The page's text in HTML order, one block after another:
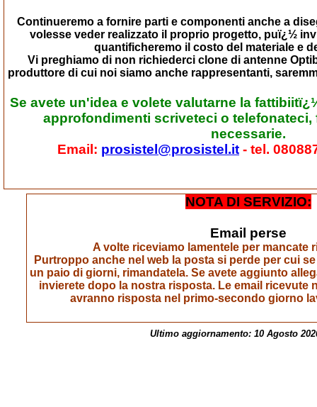
Continueremo a fornire parti e componenti anche a
volesse veder realizzato il proprio progetto, puï¿½
quantificheremo il costo del materiale e
Vi preghiamo di non richiederci clone di antenne
produttore di cui noi siamo anche rappresentanti,
Se avete un'idea e volete valutarne la
approfondimenti scriveteci o telefonateci,
necessarie.
Email: prosistel@prosistel.it - tel.
NOTA DI SERVIZIO:
Email perse
A volte riceviamo lamentele per mancate
Purtroppo anche nel web la posta si perde per cui
un paio di giorni, rimandatela. Se avete aggiunto
invierete dopo la nostra risposta. Le email ricevute
avranno risposta nel primo-secondo giorno
Ultimo aggiornamento: 10 Agosto